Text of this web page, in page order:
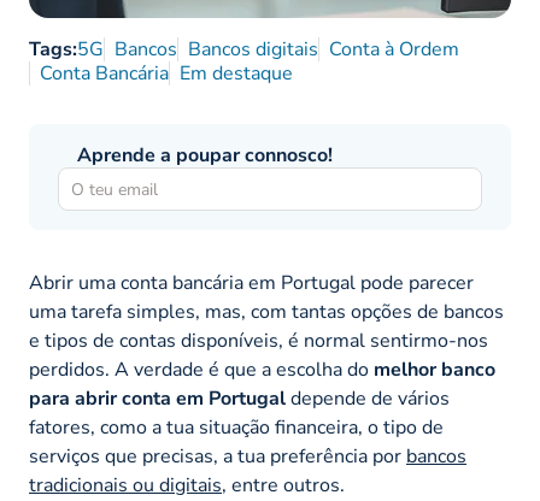
Tags:5G Bancos Bancos digitais Conta à Ordem
Conta Bancária Em destaque
Aprende a poupar connosco!
Abrir uma conta bancária em Portugal pode parecer
uma tarefa simples, mas, com tantas opções de bancos
e tipos de contas disponíveis, é normal sentirmo-nos
perdidos. A verdade é que a escolha do melhor banco
para abrir conta em Portugaldepende de vários
fatores, como a tua situação financeira, o tipo de
serviços que precisas, a tua preferência por bancos
tradicionais ou digitais, entre outros.